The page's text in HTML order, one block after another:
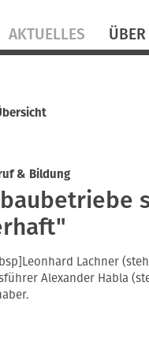
überspringen
AKTUELLES
& Bildung
Lachner
Alexander Habla